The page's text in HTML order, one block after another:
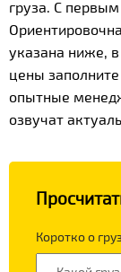
груза. С
указана ниже,
цены
опытные
озвучат
Коротко о